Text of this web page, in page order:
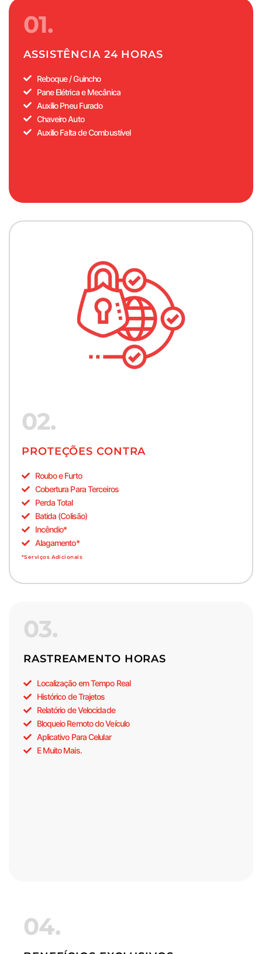
01.
ASSISTÊNCIA 24 HORAS
Reboque / Guincho
Pane Elétrica e Mecânica
Auxilio Pneu Furado
Chaveiro Auto
Auxilio Falta de Combustível
02.
PROTEÇÕES CONTRA
Roubo e Furto
Cobertura Para Terceiros
Perda Total
Batida (Colisão)
Incêndio*
Alagamento*
*Serviços Adicionais
03.
RASTREAMENTO HORAS
Localização em Tempo Real
Histórico de Trajetos
Relatório de Velocidade
Bloqueio Remoto do Veículo
Aplicativo Para Celular
E Muito Mais.
04.